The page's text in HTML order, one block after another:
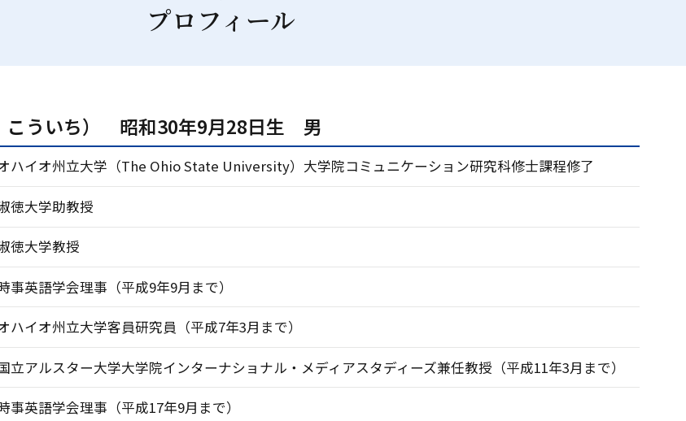
プロフィール
ういち） 昭和30年9月28日生 男
ハイオ州立大学（The Ohio State University）大学院コミュニケーション研究科修士課程修了
徳大学助教授
徳大学教授
事英語学会理事（平成9年9月まで）
ハイオ州立大学客員研究員（平成7年3月まで）
立アルスター大学大学院インターナショナル・メディアスタディーズ兼任教授（平成11年3月まで）
事英語学会理事（平成17年9月まで）